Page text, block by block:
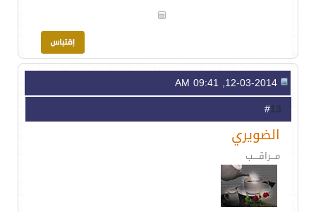
13
الضويري
مـــراقــــب